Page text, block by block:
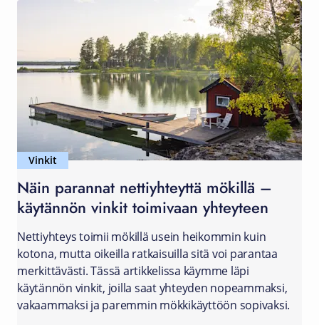
Vinkit
Näin parannat nettiyhteyttä mökillä –
käytännön vinkit toimivaan yhteyteen
Nettiyhteys toimii mökillä usein heikommin kuin
kotona, mutta oikeilla ratkaisuilla sitä voi parantaa
merkittävästi. Tässä artikkelissa käymme läpi
käytännön vinkit, joilla saat yhteyden nopeammaksi,
vakaammaksi ja paremmin mökkikäyttöön sopivaksi.